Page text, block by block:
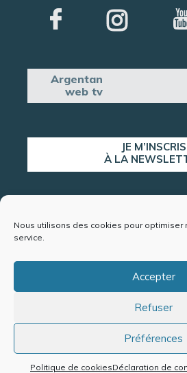
Nous utilisons des cookies pour optimiser
service.
Accepter
Refuser
Préférences
Politique de cookiesDéclaration de
Argentan
web tv
JE M’INSCRIS
À LA
ALERTE
Mentions légales et politique
Accessibilité :